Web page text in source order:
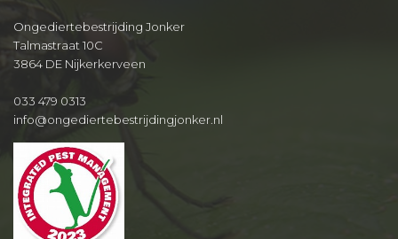
Ongediertebestrijding Jonker
Talmastraat 10C
3864 DE Nijkerkerveen
033 479 0313
info@ongediertebestrijdingjonker.nl